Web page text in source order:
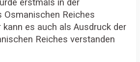
erstmals in der
Reiches
kann es auch als Ausdruck der
Reiches verstanden